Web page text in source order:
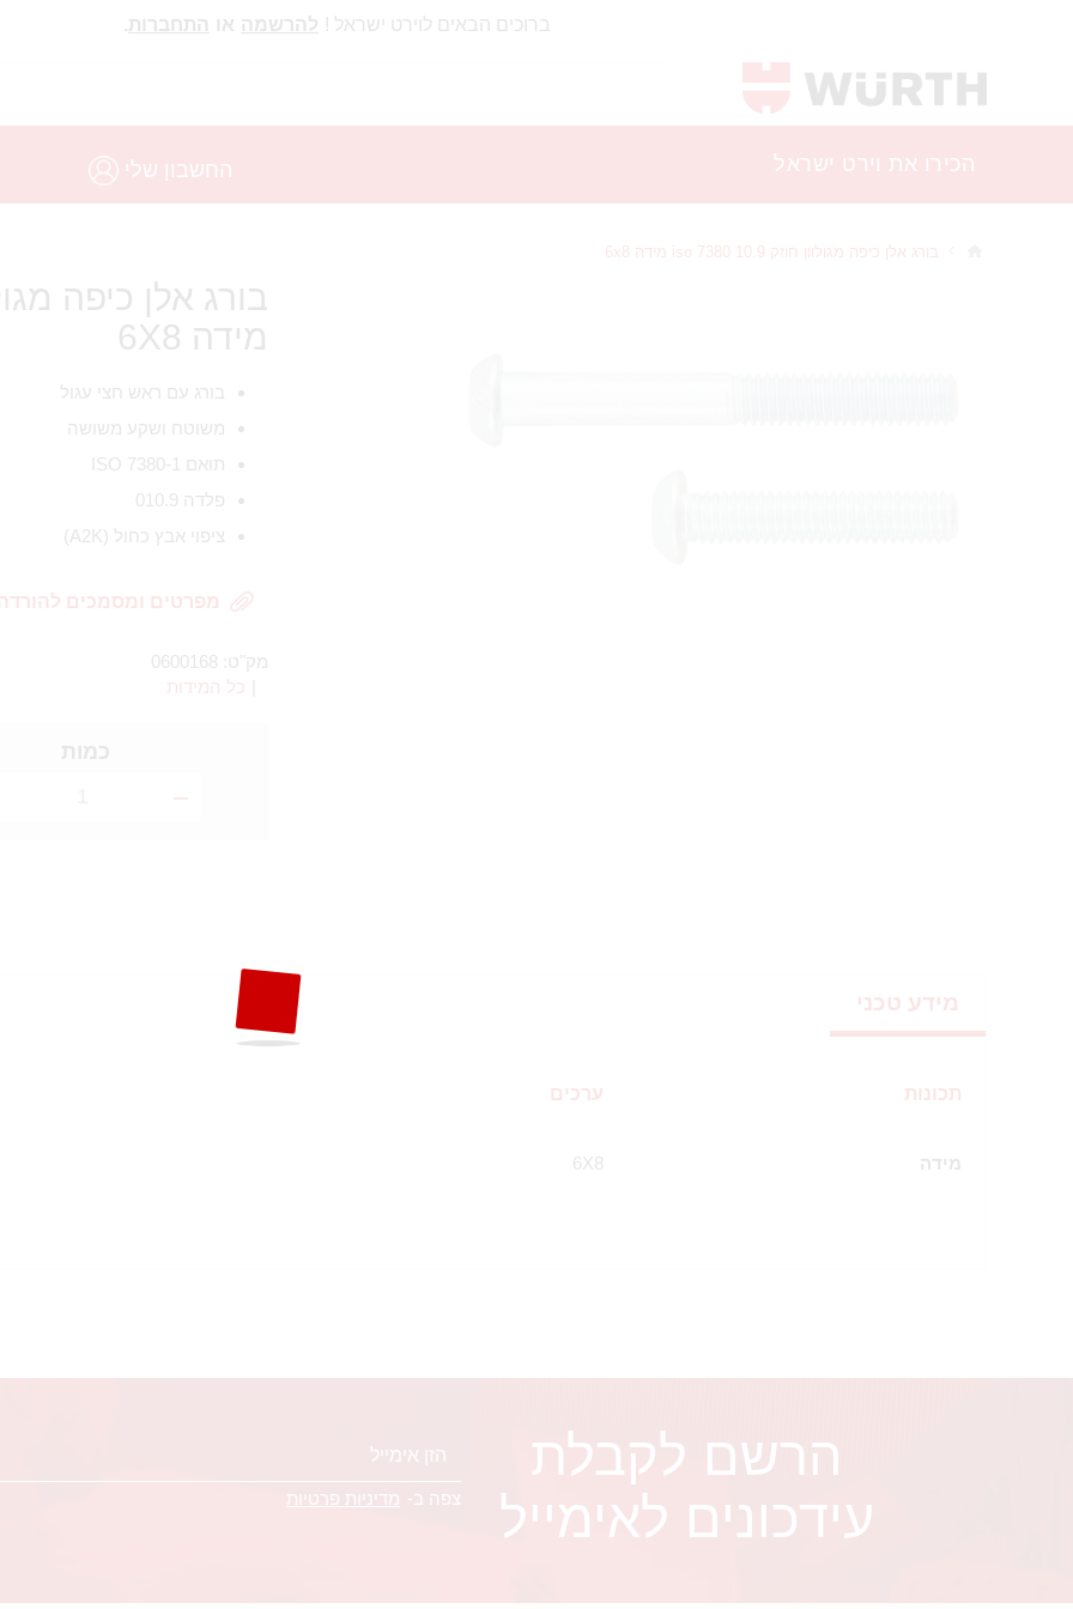
ברוכים הבאים לוירט ישראל ! להרשמה או התחברות.
הכירו את וירט ישראל החשבון שלי
בורג אלן כיפה מגולוון חוזק 10.9 iso 7380 מידה 6x8
מידה 6X8
בורג עם ראש חצי עגול
משוטח ושקע משושה
תואם ISO 7380-1
פלדה 010.9
ציפוי אבץ כחול (A2K)
מפרטים ומסמכים להורדה
מק"ט:
0600168
כל המידות
מידע טכני
תכונות ערכים
מידה 6X8
הרשם לקבלת
עידכונים לאימייל
צפה ב- מדיניות פרטיות